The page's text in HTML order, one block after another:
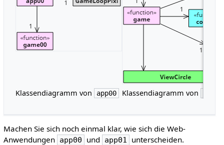
Klassendiagramm von app00 Klassendiagramm von
Machen Sie sich noch einmal klar, wie sich die Web-
Anwendungen app00 und app01
unterscheiden.